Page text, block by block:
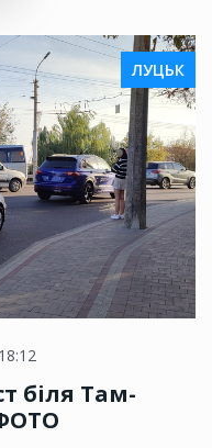
ЛУЦЬК
біля Там-